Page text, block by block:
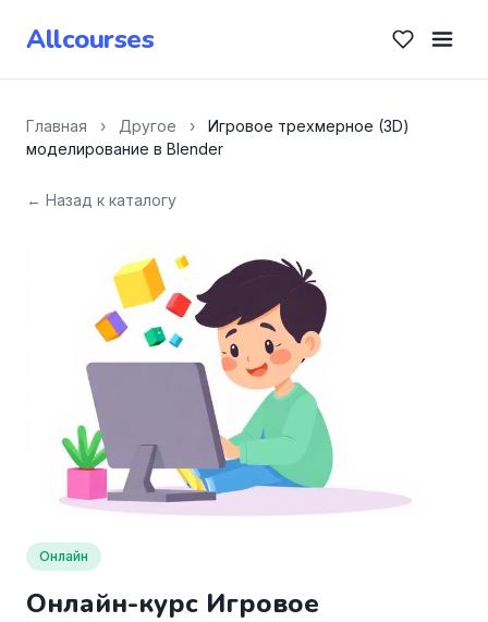
Allcourses
Главная › Другое ›
Игровое трехмерное (3D)
моделирование в Blender
← Назад к каталогу
Онлайн
Онлайн-курс Игровое